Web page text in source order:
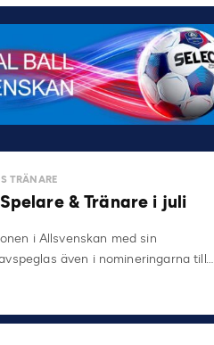
TRÄNARE
& Tränare i juli
i Allsvenskan med sin
även i nomineringarna till…